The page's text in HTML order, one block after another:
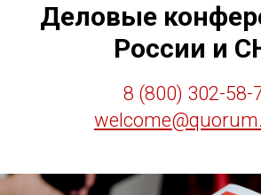
Деловые
России и
8 (800) 302-58-